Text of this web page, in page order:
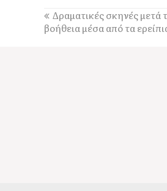
Δραματικές σκηνές μετά
βοήθεια μέσα από τα